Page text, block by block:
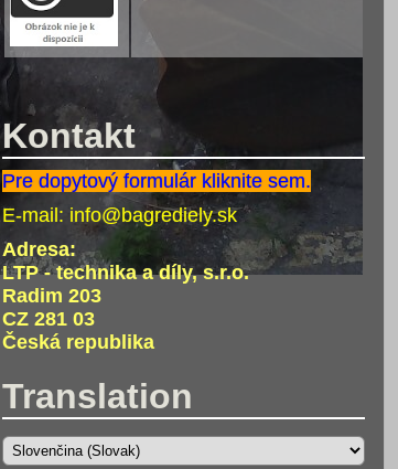
Kontakt
Pre dopytový formulár kliknite sem.
E-mail: info@bagrediely.sk
Adresa:
LTP - technika a díly, s.r.o.
Radim 203
CZ 281 03
Česká republika
Translation